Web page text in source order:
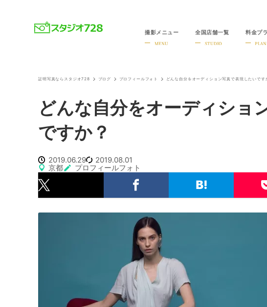
就活・婚活・各種証明写真なら全国のスタジオ728
撮影メニュー
MENU
全国店舗一覧
STUDIO
料金プ
PLAN
証明写真ならスタジオ728 ブログ プロフィールフォト どんな自分をオーディション写真で表現したいです
どんな自分をオーディショ
ですか？
2019.06.29
2019.08.01
京都
プロフィールフォト